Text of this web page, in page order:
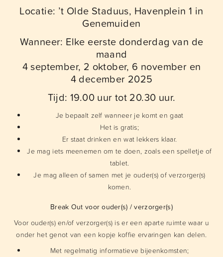
Locatie: ’t Olde Staduus, Havenplein 1 in
Genemuiden
Wanneer: Elke eerste donderdag van de
maand
4 september, 2 oktober, 6 november en
4 december 2025
Tijd: 19.00 uur tot 20.30 uur.
Je bepaalt zelf wanneer je komt en gaat
Het is gratis;
Er staat drinken en wat lekkers klaar.
Je mag iets meenemen om te doen, zoals een spelletje of
tablet.
Je mag alleen of samen met je ouder(s) of verzorger(s)
komen.
Break Out voor ouder(s) / verzorger(s)
Voor ouder(s) en/of verzorger(s) is er een aparte ruimte waar u
onder het genot van een kopje koffie ervaringen kan delen.
Met regelmatig informatieve bijeenkomsten;